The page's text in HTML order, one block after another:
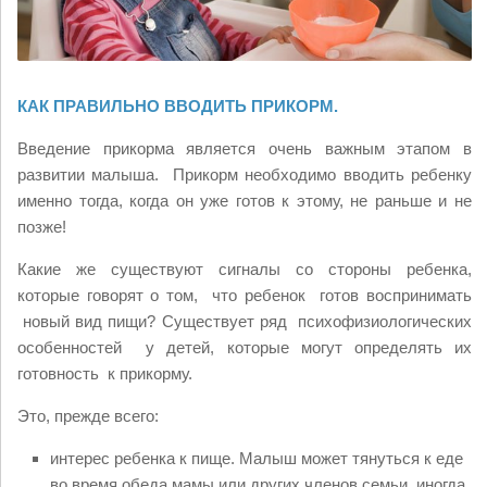
КАК ПРАВИЛЬНО ВВОДИТЬ ПРИКОРМ.
Введение прикорма является очень важным этапом в
развитии малыша. Прикорм необходимо вводить ребенку
именно тогда, когда он уже готов к этому, не раньше и не
позже!
Какие же существуют сигналы со стороны ребенка,
которые говорят о том, что ребенок готов воспринимать
новый вид пищи? Существует ряд психофизиологических
особенностей у детей, которые могут определять их
готовность к прикорму.
Это, прежде всего:
интерес ребенка к пище. Малыш может тянуться к еде